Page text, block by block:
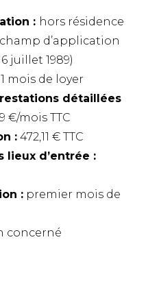
: hors résidence
d’application
juillet 1989)
1 mois de loyer
détaillées
€/mois TTC
:472,11 € TTC
lieux d’entrée :
:premier mois de
concerné